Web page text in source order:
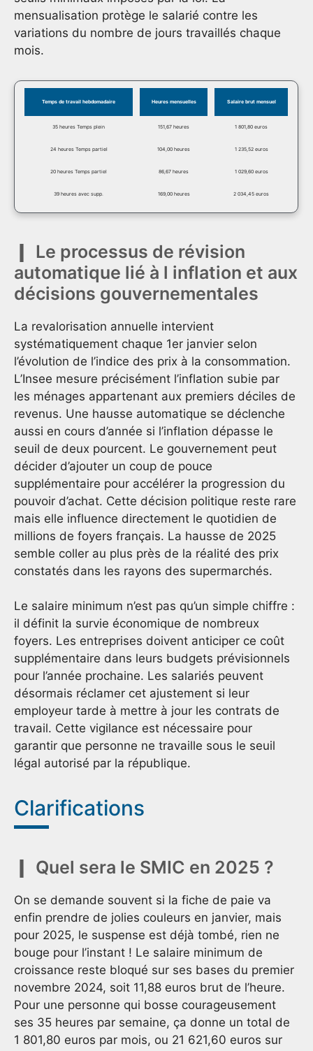
mensualisation protège le salarié contre les
variations du nombre de jours travaillés chaque
mois.
Temps de travail hebdomadaire Heures mensuelles Salaire brut mensuel
35 heures Temps plein 151,67 heures 1 801,80 euros
24 heures Temps partiel 104,00 heures 1 235,52 euros
20 heures Temps partiel 86,67 heures 1 029,60 euros
39 heures avec supp. 169,00 heures 2 034,45 euros
Le processus de révision
automatique lié à l inflation et aux
décisions gouvernementales
La revalorisation annuelle intervient
systématiquement chaque 1er janvier selon
l’évolution de l’indice des prix à la consommation.
L’Insee mesure précisément l’inflation subie par
les ménages appartenant aux premiers déciles de
revenus. Une hausse automatique se déclenche
aussi en cours d’année si l’inflation dépasse le
seuil de deux pourcent. Le gouvernement peut
décider d’ajouter un coup de pouce
supplémentaire pour accélérer la progression du
pouvoir d’achat. Cette décision politique reste rare
mais elle influence directement le quotidien de
millions de foyers français. La hausse de 2025
semble coller au plus près de la réalité des prix
constatés dans les rayons des supermarchés.
Le salaire minimum n’est pas qu’un simple chiffre :
il définit la survie économique de nombreux
foyers. Les entreprises doivent anticiper ce coût
supplémentaire dans leurs budgets prévisionnels
pour l’année prochaine. Les salariés peuvent
désormais réclamer cet ajustement si leur
employeur tarde à mettre à jour les contrats de
travail. Cette vigilance est nécessaire pour
garantir que personne ne travaille sous le seuil
légal autorisé par la république.
Clarifications
Quel sera le SMIC en 2025 ?
On se demande souvent si la fiche de paie va
enfin prendre de jolies couleurs en janvier, mais
pour 2025, le suspense est déjà tombé, rien ne
bouge pour l’instant ! Le salaire minimum de
croissance reste bloqué sur ses bases du premier
novembre 2024, soit 11,88 euros brut de l’heure.
Pour une personne qui bosse courageusement
ses 35 heures par semaine, ça donne un total de
1 801,80 euros par mois, ou 21 621,60 euros sur